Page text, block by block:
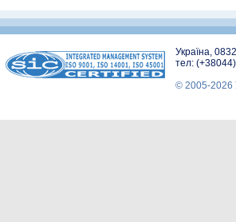
Україна,
тел:
© 2005-2026